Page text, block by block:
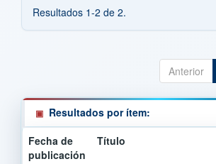
Resultados 1-2 de 2.
Anterior
Resultados por ítem:
Fecha de
publicación
Título